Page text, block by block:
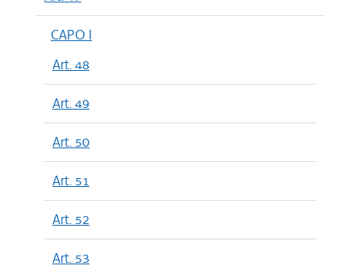
CAPO I
Art. 48
Art. 49
Art. 50
Art. 51
Art. 52
Art. 53